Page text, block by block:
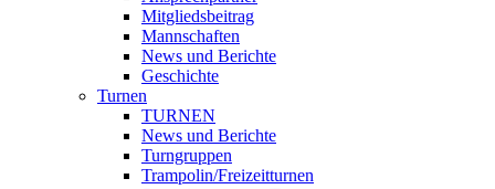
Mitgliedsbeitrag
Mannschaften
News und Berichte
Geschichte
Turnen
TURNEN
News und Berichte
Turngruppen
Trampolin/Freizeitturnen